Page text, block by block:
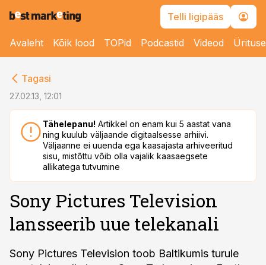
Telli ligipääs
Avaleht Kõik lood TOPid Podcastid Videod
Tagasi
27.02.13, 12:01
Tähelepanu! Artikkel on enam kui 5 aastat vana
ning kuulub väljaande digitaalsesse arhiivi.
Väljaanne ei uuenda ega kaasajasta arhiveeritud
sisu, mistõttu võib olla vajalik kaasaegsete
allikatega tutvumine
Sony Pictures Television
lansseerib uue telekanali
Sony Pictures Television toob Baltikumis turule